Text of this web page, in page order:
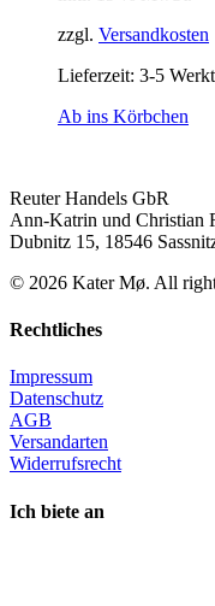
zzgl. Versandkosten
Lieferzeit: 3-5
Ab ins Körbchen
Reuter Handels GbR
Ann-Katrin und Christian
Dubnitz 15, 18546
© 2026 Kater Mø. All
Rechtliches
Impressum
Datenschutz
AGB
Versandarten
Widerrufsrecht
Ich biete an